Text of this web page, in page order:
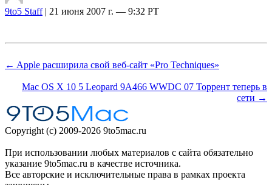
9to5 Staff| 21 июня 2007 г. — 9:32 PT
← Apple расширила свой веб-сайт «Pro Techniques»
Mac OS X 10 5 Leopard 9A466 WWDC 07 Торрент теперь в
сети →
Copyright (c) 2009-2026 9to5mac.ru
При использовании любых материалов с сайта обязательно
указание 9to5mac.ru в качестве источника.
Все авторские и исключительные права в рамках проекта